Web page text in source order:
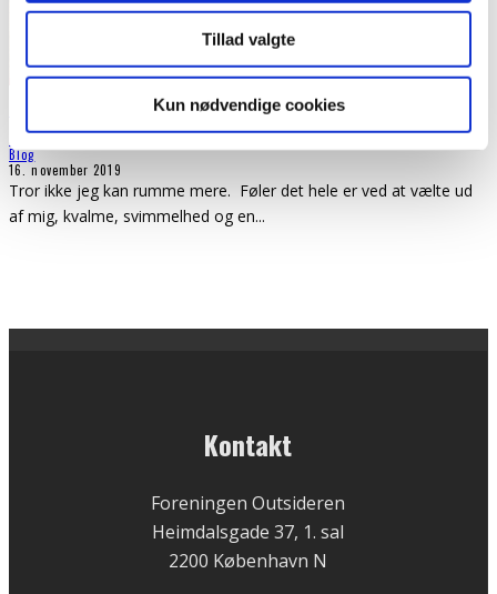
Tillad valgte
Kun nødvendige cookies
Tankemylder
Blog
16. november 2019
Tror ikke jeg kan rumme mere. Føler det hele er ved at vælte ud
af mig, kvalme, svimmelhed og en...
Kontakt
Foreningen Outsideren
Heimdalsgade 37, 1. sal
2200 København N